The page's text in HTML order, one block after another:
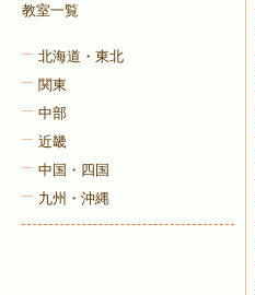
教室一覧
北海道・東北
関東
中部
近畿
中国・四国
九州・沖縄